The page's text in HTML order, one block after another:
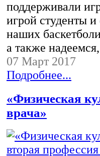
поддерживали
игрой студенты
наших
а также
07 Март 2017
Подробнее...
«Физическая
врача»